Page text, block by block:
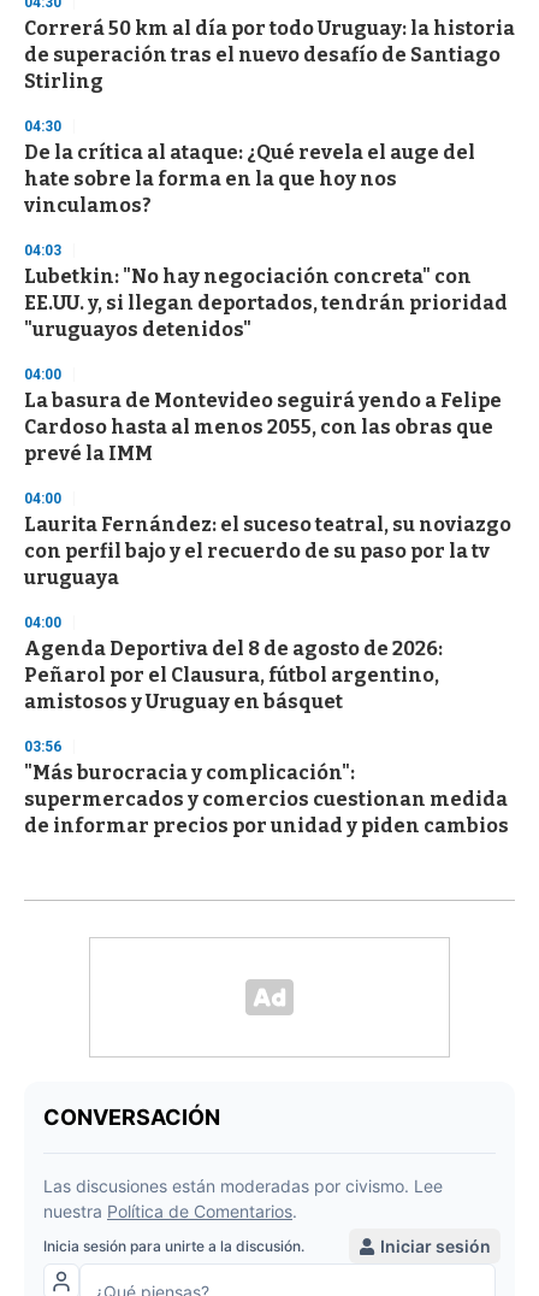
e
c
o
n
Correrá 50 km al día por todo Uruguay: la historia
de superación tras el nuevo desafío de Santiago
Stirling
04:30
De la crítica al ataque: ¿Qué revela el auge del
hate sobre la forma en la que hoy nos
vinculamos?
04:03
Lubetkin: "No hay negociación concreta" con
EE.UU. y, si llegan deportados, tendrán prioridad
"uruguayos detenidos"
04:00
La basura de Montevideo seguirá yendo a Felipe
Cardoso hasta al menos 2055, con las obras que
prevé la IMM
04:00
Laurita Fernández: el suceso teatral, su noviazgo
con perfil bajo y el recuerdo de su paso por la tv
uruguaya
04:00
Agenda Deportiva del 8 de agosto de 2026:
Peñarol por el Clausura, fútbol argentino,
amistosos y Uruguay en básquet
03:56
"Más burocracia y complicación":
supermercados y comercios cuestionan medida
de informar precios por unidad y piden cambios